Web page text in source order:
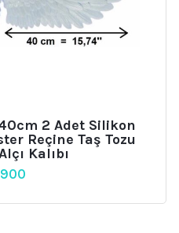
2 Adet Silikon
Reçine Taş Tozu
Kalıbı